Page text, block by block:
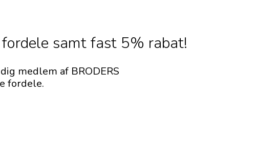
samt fast 5% rabat!
medlem af BRODERS
fordele.